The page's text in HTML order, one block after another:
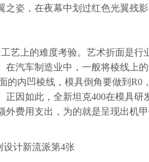
姿，在夜幕中划过红色光翼残
艺上的难度考验。艺术折面是行
汽车制造业中，一般将棱线上的
的内凹棱线，模具倒角要做到R0
因如此，全新坦克400在模具研
外费用支出，为的就是呈现出机